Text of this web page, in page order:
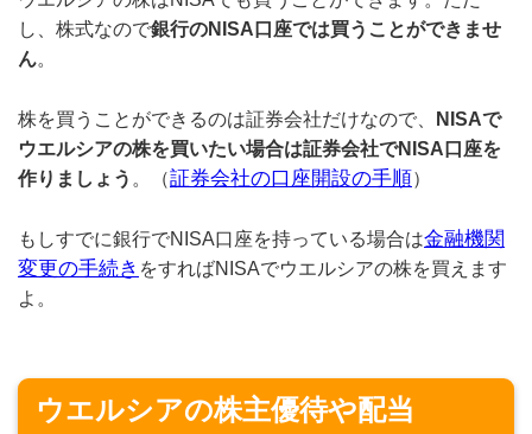
し、株式なので銀行のNISA口座では買うことができませ
ん。
株を買うことができるのは証券会社だけなので、
NISAで
ウエルシアの株を買いたい場合は証券会社でNISA口座を
作りましょう 。（証券会社の口座開設の手順）
もしすでに銀行でNISA口座を持っている場合は金融機関
変更の手続き をすればNISAでウエルシアの株を買えます
よ。
ウエルシアの株主優待や配当